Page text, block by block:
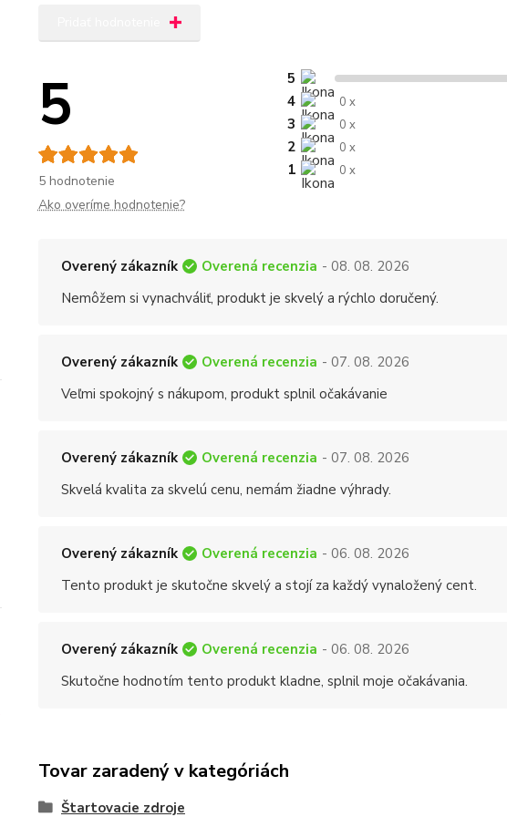
5
5 hodnotenie
5
4
0 x
3 0 x
2 0 x
1 0 x
Ako overíme hodnotenie?
Overený zákazník Overená recenzia - 08. 08. 2026
Nemôžem si vynachváliť, produkt je skvelý a rýchlo doručený.
Overený zákazník Overená recenzia - 07. 08. 2026
Veľmi spokojný s nákupom, produkt splnil očakávanie
Overený zákazník Overená recenzia - 07. 08. 2026
Skvelá kvalita za skvelú cenu, nemám žiadne výhrady.
Overený zákazník Overená recenzia - 06. 08. 2026
Tento produkt je skutočne skvelý a stojí za každý vynaložený cent.
Overený zákazník Overená recenzia - 06. 08. 2026
Skutočne hodnotím tento produkt kladne, splnil moje očakávania.
Tovar zaradený v kategóriách
Štartovacie zdroje